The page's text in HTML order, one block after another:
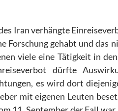
Iran verhängte
Forschung gehabt und das
viele eine Tätigkeit in
dürfte
es wird dort
mit eigenen Leuten